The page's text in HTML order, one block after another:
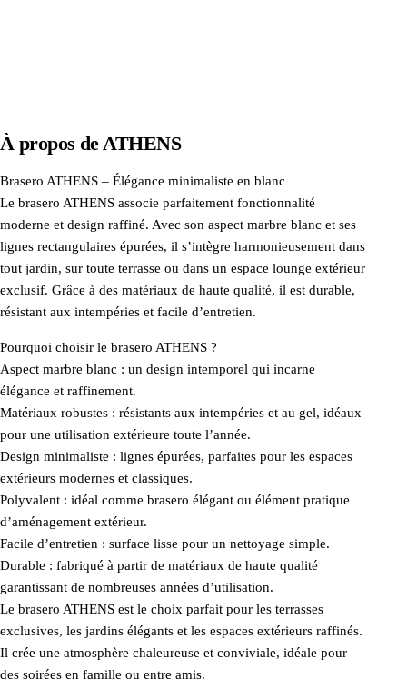
À propos deATHENS
Brasero ATHENS – Élégance minimaliste en blanc
Le brasero ATHENS associe parfaitement fonctionnalité
moderne et design raffiné. Avec son aspect marbre blanc et ses
lignes rectangulaires épurées, il s’intègre harmonieusement dans
tout jardin, sur toute terrasse ou dans un espace lounge extérieur
exclusif. Grâce à des matériaux de haute qualité, il est durable,
résistant aux intempéries et facile d’entretien.
Pourquoi choisir le brasero ATHENS ?
Aspect marbre blanc : un design intemporel qui incarne
élégance et raffinement.
Matériaux robustes : résistants aux intempéries et au gel, idéaux
pour une utilisation extérieure toute l’année.
Design minimaliste : lignes épurées, parfaites pour les espaces
extérieurs modernes et classiques.
Polyvalent : idéal comme brasero élégant ou élément pratique
d’aménagement extérieur.
Facile d’entretien : surface lisse pour un nettoyage simple.
Durable : fabriqué à partir de matériaux de haute qualité
garantissant de nombreuses années d’utilisation.
Le brasero ATHENS est le choix parfait pour les terrasses
exclusives, les jardins élégants et les espaces extérieurs raffinés.
Il crée une atmosphère chaleureuse et conviviale, idéale pour
des soirées en famille ou entre amis.